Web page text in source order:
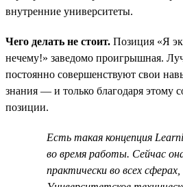
внутренние университеты.
Чего делать не стоит. Позиция «Я
нечему!» заведомо проигрышная.
постоянно совершенствуют свои
знания — и только благодаря этому
позиции.
Есть такая концепция
во время работы. Сейчас
практически во всех